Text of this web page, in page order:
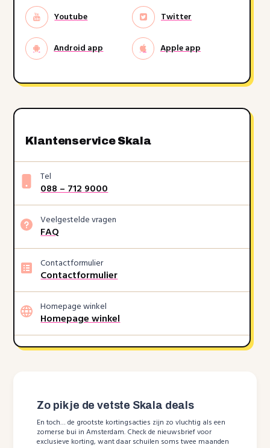
Youtube Twitter
Android app Apple app
Klantenservice Skala
Tel
088 – 712 9000
Veelgestelde vragen
FAQ
Contactformulier
Contactformulier
Homepage winkel
Homepage winkel
Zo pik je de vetste Skala deals
En toch… de grootste kortingsacties zijn zo vluchtig als een
zomerse bui in Amsterdam. Check de nieuwsbrief voor
exclusieve korting, want daar schuilen soms twee maanden